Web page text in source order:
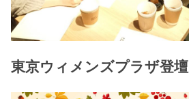
東京ウィメンズプラザ登壇